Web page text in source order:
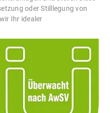
oder Stilllegung von
Ihr idealer